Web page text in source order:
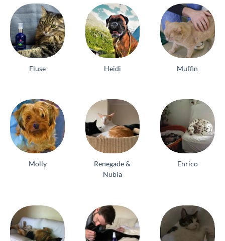
Fluse Heidi Muffin
Molly
Renegade &
Nubia
Enrico